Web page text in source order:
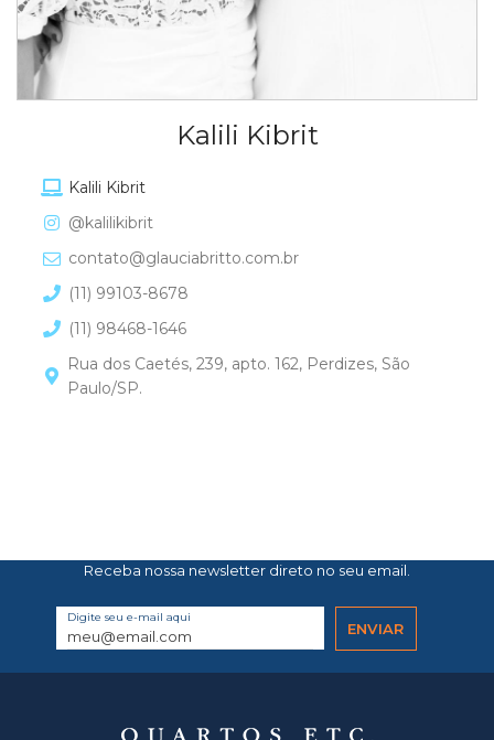
Kalili Kibrit
Kalili Kibrit
@kalilikibrit
contato@glauciabritto.com.br
(11) 99103-8678
(11) 98468-1646
Rua dos Caetés, 239, apto. 162, Perdizes, São
Paulo/SP.
Receba nossa newsletter direto no seu email.
Digite seu e-mail aqui